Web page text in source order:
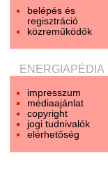
belépés és
regisztráció
közreműködők
ENERGIAPÉDIA
impresszum
médiaajánlat
copyright
jogi tudnivalók
elérhetőség